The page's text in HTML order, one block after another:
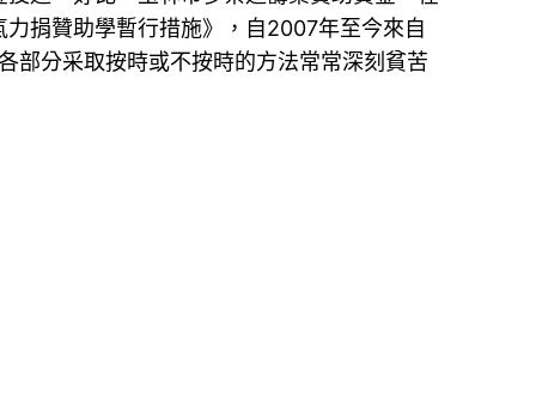
捐贊助學暫行措施》，自2007年至今來自
部分采取按時或不按時的方法常常深刻貧苦